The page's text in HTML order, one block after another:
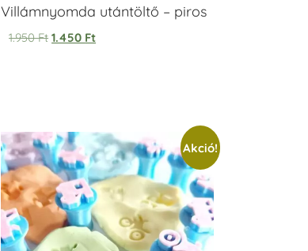
Villámnyomda utántöltő – piros
1.950Ft 1.450 Ft
Akció!